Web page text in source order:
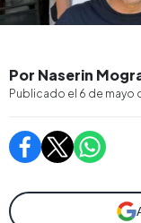
Por Naserin
Publicado el 6 de mayo